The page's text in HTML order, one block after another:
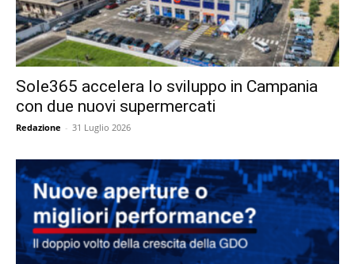
Sole365 accelera lo sviluppo in Campania
con due nuovi supermercati
Redazione - 31 Luglio 2026